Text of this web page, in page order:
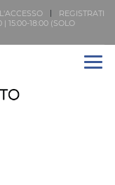
REGISTRATI
| 15:00-18:00 (SOLO